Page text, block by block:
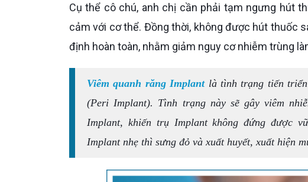
Cụ thể cô chú, anh chị cần phải tạm ngưng hút thuốc 2-4 tuần trước phẫu thuật để làm giảm độ nhạy
cảm với cơ thể. Đồng thời, không được hút thuốc
định hoàn toàn, nhằm giảm nguy cơ nhiễm trùng
Viêm quanh răng Implantlà tình trạng tiến triển
(Peri Implant). Tình trạng này sẽ gây viêm
Implant, khiến trụ Implant không đứng được
Implant nhẹ thì sưng đỏ và xuất huyết, xuất hiện